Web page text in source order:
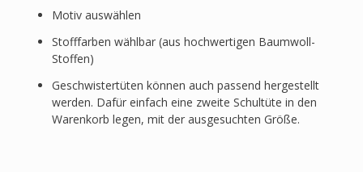
Motiv auswählen
Stofffarben wählbar (aus hochwertigen Baumwoll-
Stoffen)
Geschwistertüten können auch passend hergestellt
werden. Dafür einfach eine zweite Schultüte in den
Warenkorb legen, mit der ausgesuchten Größe.